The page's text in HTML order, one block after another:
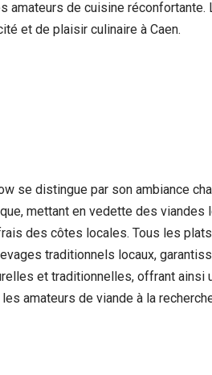
de cuisine réconfortante.
et de plaisir culinaire à Caen.
se distingue par son ambiance
mettant en vedette des viandes
des côtes locales. Tous les
traditionnels locaux,
et traditionnelles, offrant ainsi
amateurs de viande à la